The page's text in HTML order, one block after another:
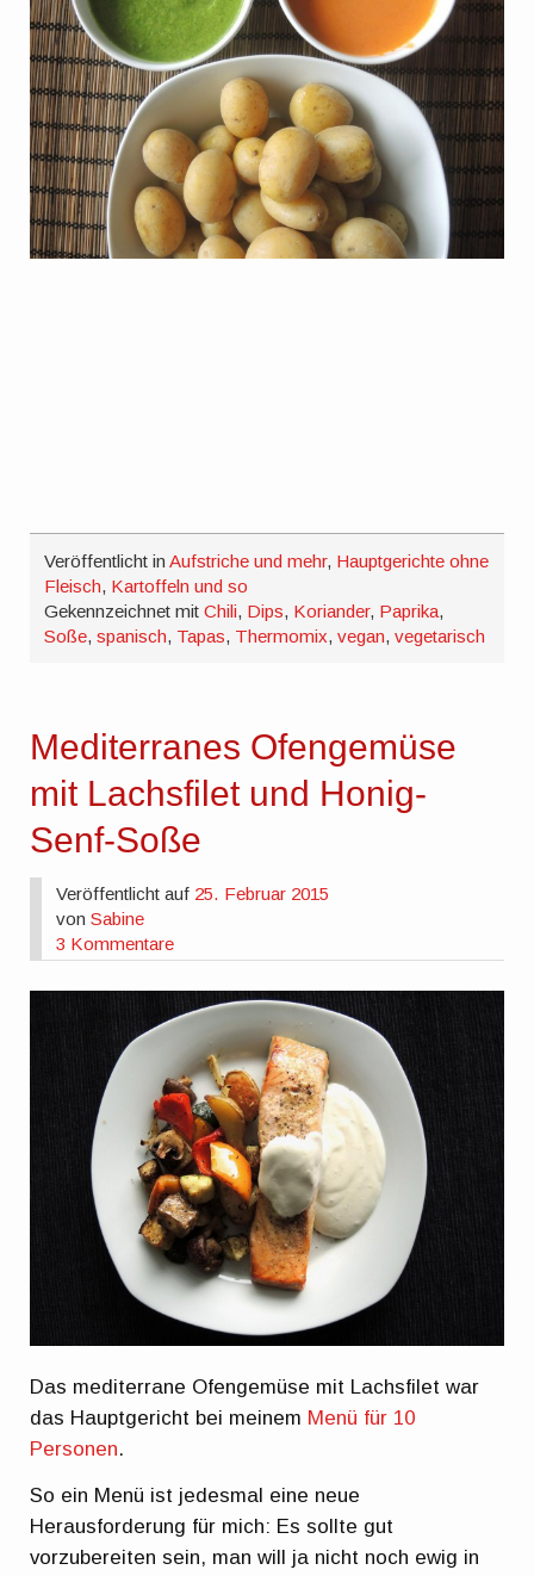
Veröffentlicht inAufstriche und mehr, Hauptgerichte ohne
Fleisch, Kartoffeln und so
Gekennzeichnet mitChili, Dips, Koriander, Paprika,
Soße,spanisch, Tapas, Thermomix,vegan,vegetarisch
Mediterranes Ofengemüse
mit Lachsfilet und Honig-
Senf-Soße
Veröffentlicht auf 25. Februar 2015
vonSabine
3 Kommentare
Das mediterrane Ofengemüse mit Lachsfilet war
das Hauptgericht bei meinem Menü für 10
Personen.
So ein Menü ist jedesmal eine neue
Herausforderung für mich: Es sollte gut
vorzubereiten sein, man will ja nicht noch ewig in